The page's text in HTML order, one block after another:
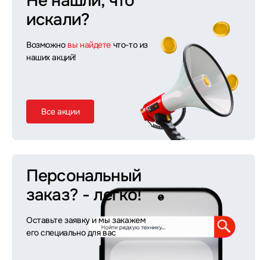
искали?
Возможно вы найдете что-то из
наших акций!
Все акции
Персональный
заказ? - легко!
Оставьте заявку и мы закажем
его специально для вас